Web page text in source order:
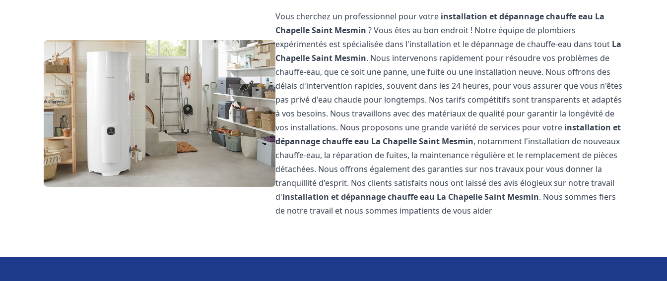
Vous cherchez un professionnel pour votre installation et dépannage chauffe eau La
Chapelle Saint Mesmin ? Vous êtes au bon endroit ! Notre équipe de plombiers
expérimentés est spécialisée dans l'installation et le dépannage de chauffe-eau dans tout La
Chapelle Saint Mesmin. Nous intervenons rapidement pour résoudre vos problèmes de
chauffe-eau, que ce soit une panne, une fuite ou une installation neuve. Nous offrons des
délais d'intervention rapides, souvent dans les 24 heures, pour vous assurer que vous n'êtes
pas privé d'eau chaude pour longtemps. Nos tarifs compétitifs sont transparents et adaptés
à vos besoins. Nous travaillons avec des matériaux de qualité pour garantir la longévité de
vos installations. Nous proposons une grande variété de services pour votre installation et
dépannage chauffe eau La Chapelle Saint Mesmin, notamment l'installation de nouveaux
chauffe-eau, la réparation de fuites, la maintenance régulière et le remplacement de pièces
détachées. Nous offrons également des garanties sur nos travaux pour vous donner la
tranquillité d'esprit. Nos clients satisfaits nous ont laissé des avis élogieux sur notre travail
d'installation et dépannage chauffe eau La Chapelle Saint Mesmin. Nous sommes fiers
de notre travail et nous sommes impatients de vous aider